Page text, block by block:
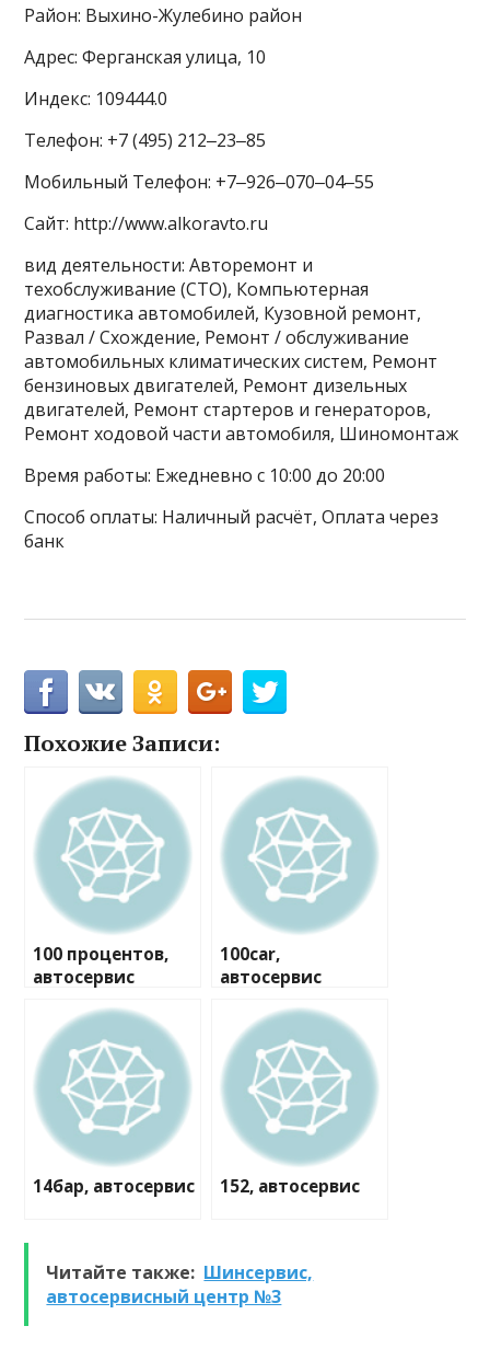
Район: Выхино-Жулебино район
Адрес: Ферганская улица, 10
Индекс: 109444.0
Телефон: +7 (495) 212‒23‒85
Мобильный Телефон: +7‒926‒070‒04‒55
Сайт: http://www.alkoravto.ru
вид деятельности: Авторемонт и
техобслуживание (СТО), Компьютерная
диагностика автомобилей, Кузовной ремонт,
Развал / Схождение, Ремонт / обслуживание
автомобильных климатических систем, Ремонт
бензиновых двигателей, Ремонт дизельных
двигателей, Ремонт стартеров и генераторов,
Ремонт ходовой части автомобиля, Шиномонтаж
Время работы: Ежедневно с 10:00 до 20:00
Способ оплаты: Наличный расчёт, Оплата через
банк
Похожие Записи:
100 процентов,
автосервис
100car,
автосервис
14бар, автосервис 152, автосервис
Читайте также: Шинсервис,
автосервисный центр №3